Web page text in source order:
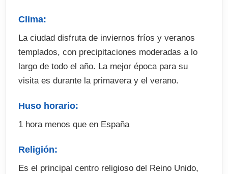
Clima:
La ciudad disfruta de inviernos fríos y veranos
templados, con precipitaciones moderadas a lo
largo de todo el año. La mejor época para su
visita es durante la primavera y el verano.
Huso horario:
1 hora menos que en España
Religión:
Es el principal centro religioso del Reino Unido,